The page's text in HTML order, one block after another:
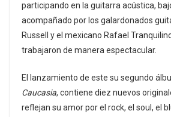
participando en la guitarra acústica,
acompañado por los galardonados
Russell y el mexicano Rafael
trabajaron de manera espectacular.
El lanzamiento de este su segundo
Caucasia, contiene diez nuevos
reflejan su amor por el rock, el soul, el